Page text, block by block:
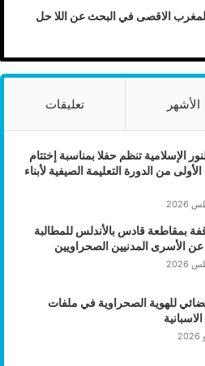
الاقصى في البحث عن اللا حل
الأشهر تعليقات
الإسلامية تنظم حفلا بمناسبة إختتام
من الدورة التعليمة الصيفية لأبناء
بمقاطعة قادس بالأندلس للمطالبة
عن الأسرى المدنيين الصحراويين
للهوية الصحراوية في ملفات